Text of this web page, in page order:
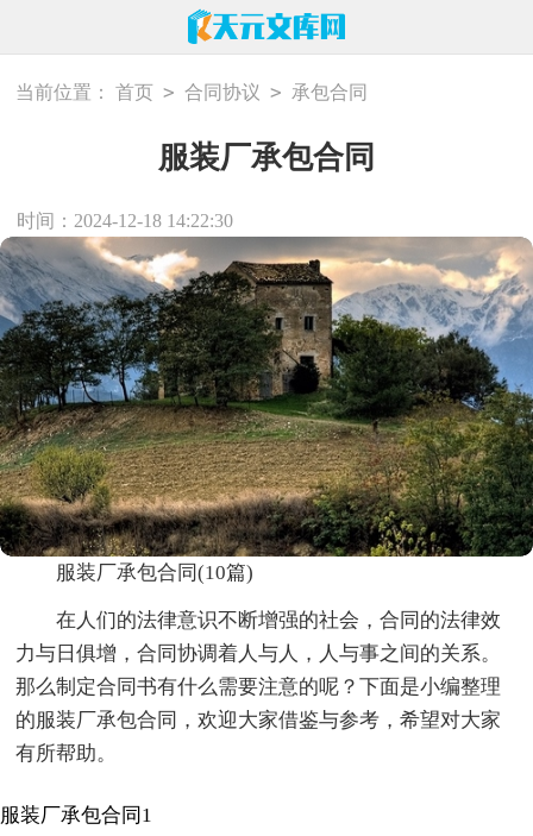
当前位置： 首页 > 合同协议 > 承包合同
服装厂承包合同
时间：2024-12-18 14:22:30
服装厂承包合同(10篇)
在人们的法律意识不断增强的社会，合同的法律效
力与日俱增，合同协调着人与人，人与事之间的关系。
那么制定合同书有什么需要注意的呢？下面是小编整理
的服装厂承包合同，欢迎大家借鉴与参考，希望对大家
有所帮助。
服装厂承包合同1